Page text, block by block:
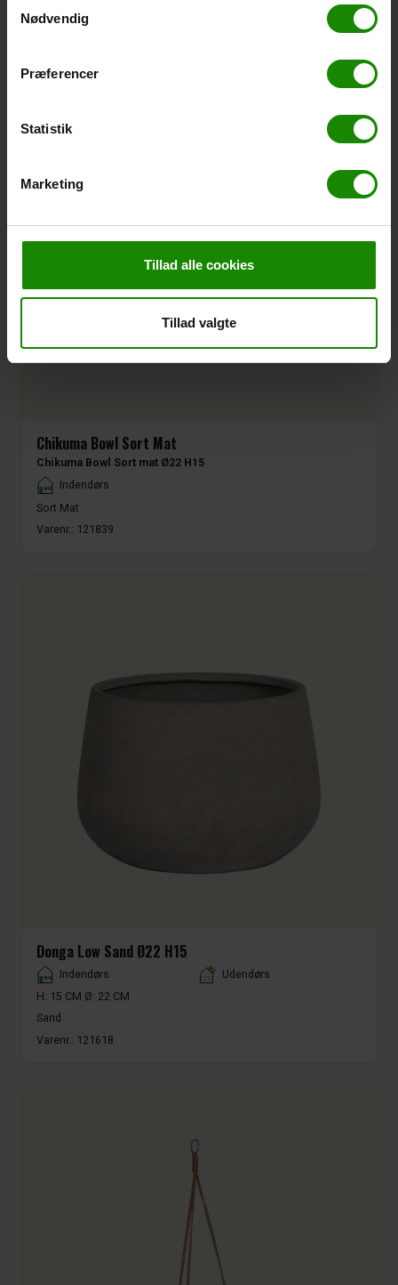
Nødvendig
Præferencer
Statistik
Marketing
Tillad alle cookies
Tillad valgte
Varenr.:122580
Chikuma Bowl Sort Mat
Chikuma Bowl Sort mat Ø22 H15
Placement
Indendørs
Sort Mat
Varenr.: 121839
Donga Low Sand Ø22 H15
Placement
Indendørs
Udendørs
H: 15 CM Ø: 22 CM
Sand
Varenr.: 121618